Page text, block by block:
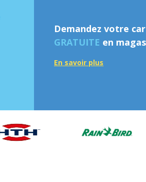
Demandez votre
GRATUITE en
En savoir plus